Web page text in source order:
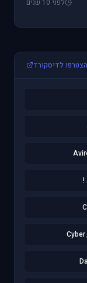
הצטרפו לדיסקורד